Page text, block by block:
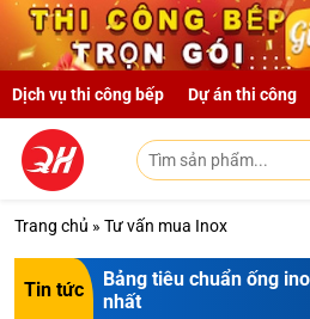
Skip to main content
Dịch vụ thi công bếp Dự án thi công
Trang chủ » Tư vấn mua Inox
Tin tức
Bảng tiêu chuẩn ống
nhất